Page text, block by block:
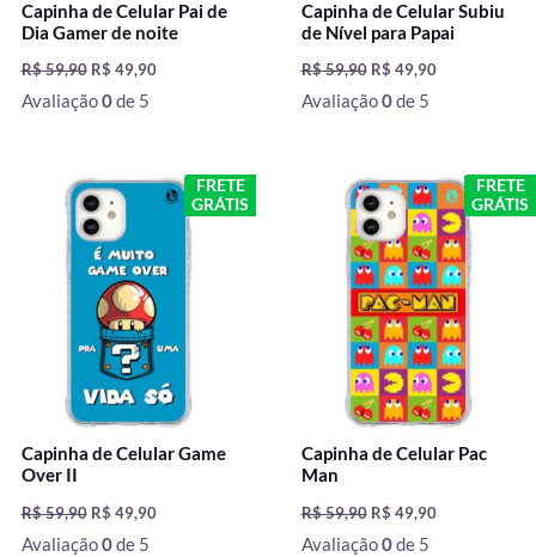
Capinha de Celular Pai de
Dia Gamer de noite
R$59,90 R$ 49,90
Avaliação0de 5
Capinha de Celular Subiu
de Nível para Papai
R$59,90 R$ 49,90
Avaliação0de 5
FRETE
GRÁTIS
Capinha de Celular Game
Over II
R$59,90
O
preço
original
era:
R$ 59,90.
R$ 49,90
O
preço
atual
R$ 49,90.
Avaliação0de 5
FRETE
GRÁTIS
Capinha de Celular Pac
Man
R$59,90
O
preço
original
era:
R$ 59,90.
R$ 49,90
O
preço
atual
é:
R$ 49,90.
Avaliação0de 5